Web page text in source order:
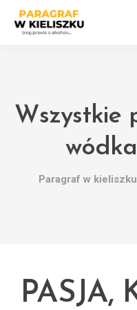
Wszystkie
Paragraf w kieliszku
PASJA,